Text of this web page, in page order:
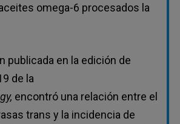
omega-6 procesados la
publicada en la edición de
de la
encontró una relación entre el
trans y la incidencia de